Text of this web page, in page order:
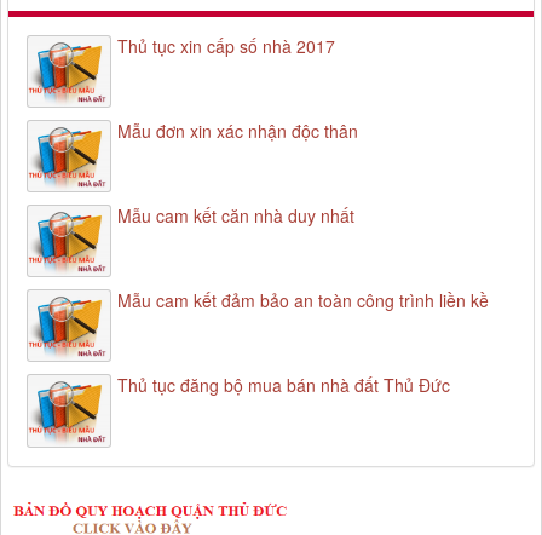
Thủ tục xin cấp số nhà 2017
Mẫu đơn xin xác nhận độc thân
Mẫu cam kết căn nhà duy nhất
Mẫu cam kết đảm bảo an toàn công trình liền kề
Thủ tục đăng bộ mua bán nhà đất Thủ Đức